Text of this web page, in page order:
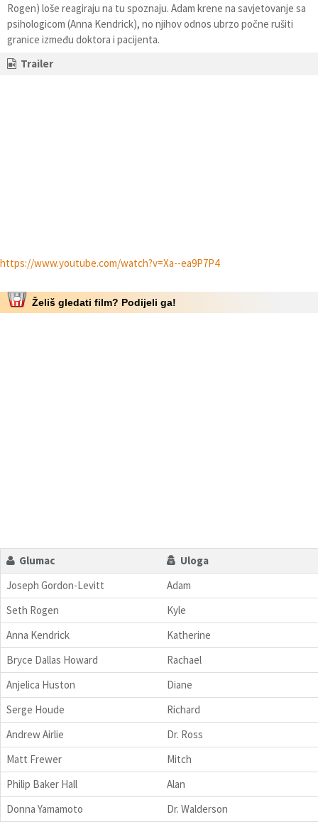
Rogen) loše reagiraju na tu spoznaju. Adam krene na savjetovanje sa
psihologicom (Anna Kendrick), no njihov odnos ubrzo počne rušiti
granice između doktora i pacijenta.
Trailer
https://www.youtube.com/watch?v=Xa--ea9P7P4
Želiš gledati film? Podijeli ga!
Glumac
Uloga
Joseph Gordon-Levitt
Adam
Seth Rogen
Kyle
Anna Kendrick
Katherine
Bryce Dallas Howard
Rachael
Anjelica Huston
Diane
Serge Houde
Richard
Andrew Airlie
Dr. Ross
Matt Frewer
Mitch
Philip Baker Hall
Alan
Donna Yamamoto
Dr. Walderson